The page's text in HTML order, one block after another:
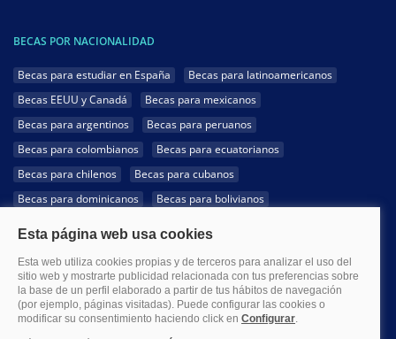
BECAS POR NACIONALIDAD
Becas para estudiar en España
Becas para latinoamericanos
Becas EEUU y Canadá
Becas para mexicanos
Becas para argentinos
Becas para peruanos
Becas para colombianos
Becas para ecuatorianos
Becas para chilenos
Becas para cubanos
Becas para dominicanos
Becas para bolivianos
Becas para hondureños
Becas para paraguayos
Becas para uruguayos
Becas para salvadoreños